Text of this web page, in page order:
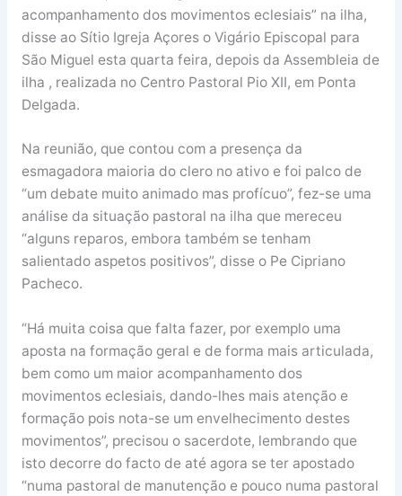
acompanhamento dos movimentos eclesiais” na ilha,
disse ao Sítio Igreja Açores o Vigário Episcopal para
São Miguel esta quarta feira, depois da Assembleia de
ilha , realizada no Centro Pastoral Pio XII, em Ponta
Delgada.
Na reunião, que contou com a presença da
esmagadora maioria do clero no ativo e foi palco de
“um debate muito animado mas profícuo”, fez-se uma
análise da situação pastoral na ilha que mereceu
“alguns reparos, embora também se tenham
salientado aspetos positivos”, disse o Pe Cipriano
Pacheco.
“Há muita coisa que falta fazer, por exemplo uma
aposta na formação geral e de forma mais articulada,
bem como um maior acompanhamento dos
movimentos eclesiais, dando-lhes mais atenção e
formação pois nota-se um envelhecimento destes
movimentos”, precisou o sacerdote, lembrando que
isto decorre do facto de até agora se ter apostado
“numa pastoral de manutenção e pouco numa pastoral